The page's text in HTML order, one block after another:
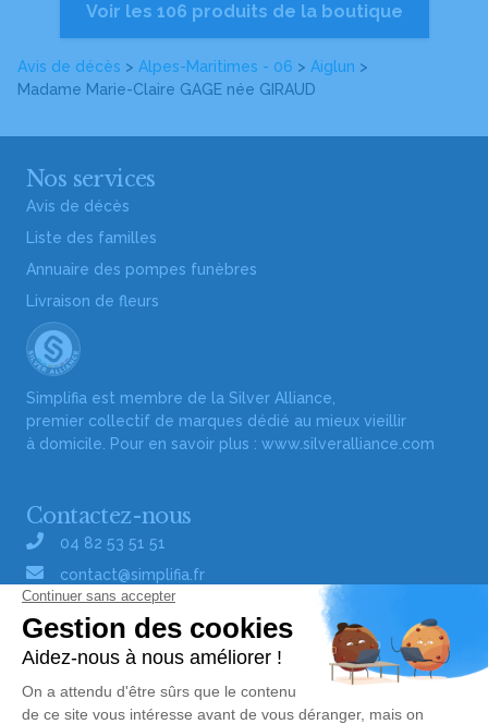
Avis de décès > Alpes-Maritimes - 06 > Aiglun >
Madame Marie-Claire GAGE née GIRAUD
Voir les 106 produits de la boutique
Nos services
Avis de décès
Liste des familles
Annuaire des pompes funèbres
Livraison de fleurs
Simplifia est membre de la Silver Alliance,
premier collectif de marques dédié au mieux vieillir
à domicile. Pour en savoir plus : www.silveralliance.com
Contactez-nous
04 82 53 51 51
contact@simplifia.fr
Réseaux sociaux